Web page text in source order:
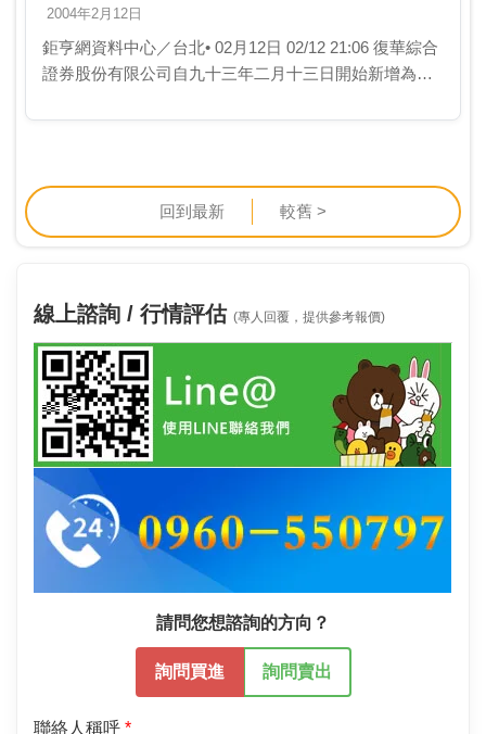
2004年2月12日
鉅亨網資料中心／台北• 02月12日 02/12 21:06 復華綜合
證券股份有限公司自九十三年二月十三日開始新增為達
櫃檯買賣之推薦證券商。
回到最新 較舊 >
線上諮詢 / 行情評估 (專人回覆，提供參考報價)
請問您想諮詢的方向？
詢問買進 詢問賣出
聯絡人稱呼